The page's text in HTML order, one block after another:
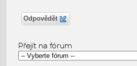
Odpovědět
Přejít na fórum